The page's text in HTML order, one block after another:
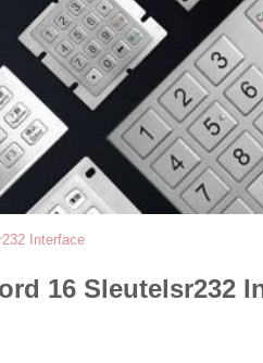
Interface
16 Sleutelsr232